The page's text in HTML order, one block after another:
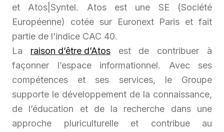
et Atos|Syntel. Atos est une SE (Société
Européenne) cotée sur Euronext Paris et fait
partie de l’indice CAC 40.
La raison d’être d’Atosest de contribuer à
façonner l’espace informationnel. Avec ses
compétences et ses services, le Groupe
supporte le développement de la connaissance,
de l’éducation et de la recherche dans une
approche pluriculturelle et contribue au